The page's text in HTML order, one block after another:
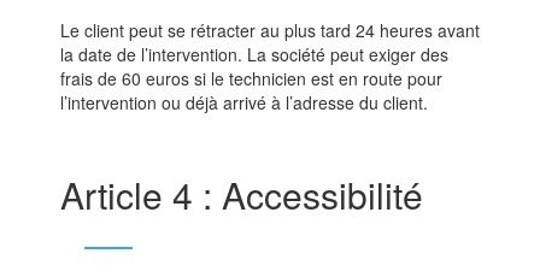
Le client peut se rétracter au plus tard 24 heures avant
la date de l’intervention. La société peut exiger des
frais de 60 euros si le technicien est en route pour
l’intervention ou déjà arrivé à l’adresse du client.
Article 4 : Accessibilité